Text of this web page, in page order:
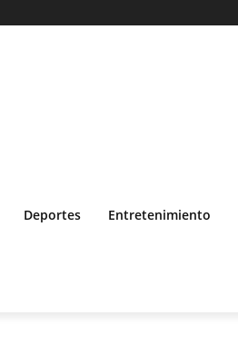
Deportes Entretenimiento